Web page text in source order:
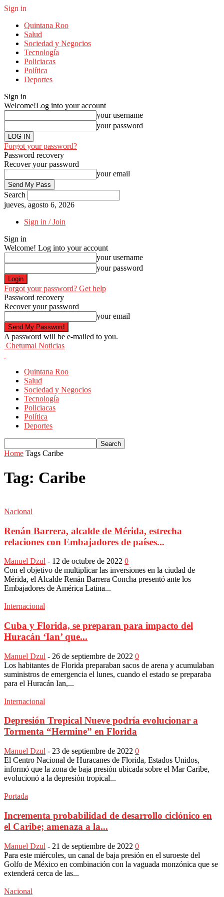
Sign in
Quintana Roo
Salud
Sociedad y Negocios
Tecnología
Policiacas
Política
Deportes
Sign in
Welcome!Log into your account
your username
your password
Forgot your password?
Password recovery
Recover your password
your email
Search
jueves, agosto 6, 2026
Sign in / Join
Sign in
Welcome! Log into your account
your username
your password
Forgot your password? Get help
Password recovery
Recover your password
your email
A password will be e-mailed to you.
Chetumal Noticias
Quintana Roo
Salud
Sociedad y Negocios
Tecnología
Policiacas
Política
Deportes
Home Tags Caribe
Tag: Caribe
Nacional
Renán Barrera, alcalde de Mérida, estrecha
relaciones con Embajadores de países...
Manuel Dzul - 12 de octubre de 2022 0
Con el objetivo de multiplicar las inversiones en la ciudad de
Mérida, el Alcalde Renán Barrera Concha presentó ante los
Embajadores de América Latina...
Internacional
Cuba y Florida, se preparan para impacto del
Huracán ‘Ian’ que...
Manuel Dzul - 26 de septiembre de 2022 0
Los habitantes de Florida preparaban sacos de arena y acumulaban
suministros de emergencia el lunes, cuando el estado se preparaba
para el Huracán Ian,...
Internacional
Depresión Tropical Nueve podría evolucionar a
Tormenta “Hermine” en Florida
Manuel Dzul - 23 de septiembre de 2022 0
El Centro Nacional de Huracanes de Florida, Estados Unidos,
informó que la zona de baja presión ubicada sobre el Mar Caribe,
evolucionó a la depresión tropical...
Portada
Incrementa probabilidad de desarrollo ciclónico en
el Caribe; amenaza a la...
Manuel Dzul - 21 de septiembre de 2022 0
Para este miércoles, un canal de baja presión en el suroeste del
Golfo de México en combinación con la vaguada monzónica que se
extenderá cerca de las...
Nacional